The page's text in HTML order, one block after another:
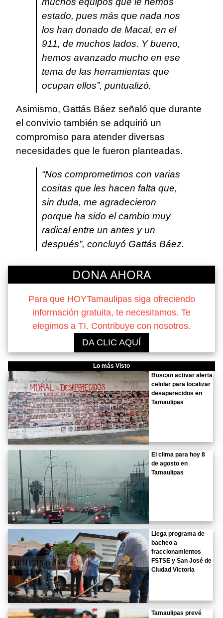
estado, pues más que nada nos
los han donado de Macal, en el
911, de muchos lados. Y bueno,
hemos avanzado mucho en ese
tema de las herramientas que
ocupan ellos”, puntualizó.
Asimismo, Gattás Báez señaló que durante
el convivio también se adquirió un
compromiso para atender diversas
necesidades que le fueron planteadas.
“Nos comprometimos con varias
cositas que les hacen falta que,
sin duda, me agradecieron
porque ha sido el cambio muy
radical entre un antes y un
después”, concluyó Gattás Báez.
DONA AHORA
Para que HOYTamaulipas siga ofreciendo
información gratuita, te necesitamos. Te
elegimos a TI. Contribuye con nosotros.
DA CLIC AQUÍ
Lo más Visto
Buscan activar alerta
celular para localizar
desaparecidos en
Tamaulipas
El clima para hoy 8
de agosto en
Tamaulipas
Llega programa de
bacheo a
fraccionamientos
FSTSE y San José de
Ciudad Victoria
Tamaulipas prevé